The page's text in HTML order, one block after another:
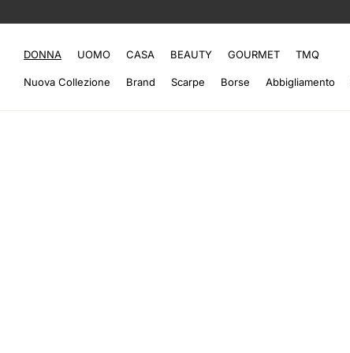
DONNA UOMO CASA BEAUTY GOURMET TMQ
Nuova Collezione Brand Scarpe Borse Abbigliamento